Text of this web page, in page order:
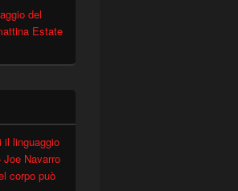
Di Fant e analisi gesti vari
del
Estate
il linguaggio
Joe Navarro
corpo può